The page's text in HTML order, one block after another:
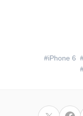
iPhone 6